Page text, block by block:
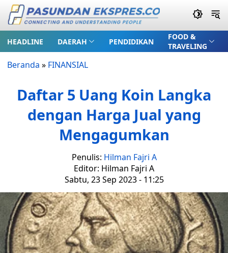
HEADLINE DAERAH PENDIDIKAN
FOOD &
TRAVELING
Beranda » FINANSIAL
Daftar 5 Uang Koin Langka
dengan Harga Jual yang
Mengagumkan
Penulis: Hilman Fajri A
Editor: Hilman Fajri A
Sabtu, 23 Sep 2023 - 11:25